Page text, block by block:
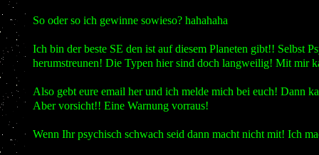
So oder so ich gewinne sowieso? hahahaha
Ich bin der beste SE den ist auf diesem Planeten gibt!!
herumstreunen! Die Typen hier sind doch langweilig! Mit mir
Also gebt eure email her und ich melde mich bei euch! Dann
Aber vorsicht!! Eine Warnung vorraus!
Wenn Ihr psychisch schwach seid dann macht nicht mit! Ich